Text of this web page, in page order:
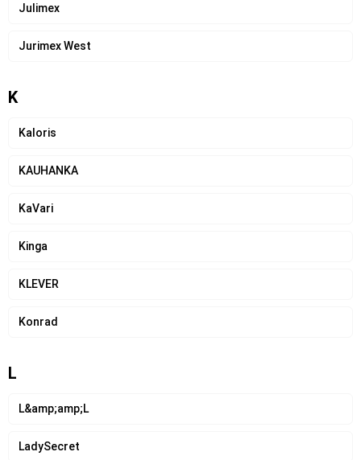
Julimex
Jurimex West
K
Kaloris
KAUHANKA
KaVari
Kinga
KLEVER
Konrad
L
L&amp;amp;L
LadySecret